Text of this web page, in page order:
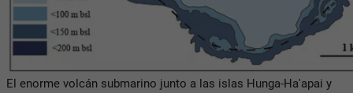
El enorme volcán submarino junto a las islas Hunga-Ha'apai y